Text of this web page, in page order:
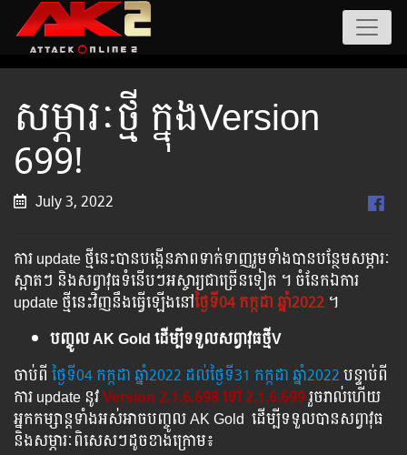
សម្ភារៈថ្មី ក្នុងVersion
699!
July 3, 2022
ការ update ថ្មីនេះបានបង្កើនភាពទាក់ទាញរួមទាំងបានបន្ថែមសម្ភារៈ
ស្អាតៗ និងសព្វាវុធទំនើបៗអស្ចារ្យជាច្រើនទៀត ។ ចំនែកឯការ
update ថ្មីនេះវិញនឹងធ្វើឡើងនៅថ្ងៃទី04 កក្កដា​ ឆ្នាំ2022 ។
បញ្ចូល AK Gold ដើម្បីទទួលសព្វាវុធថ្មីV
ចាប់ពី ​​ ថ្ងៃ​ទី04 កក្កដា​​​ ឆ្នាំ2022 ដល់​ថ្ងៃ​ទី31 កក្កដាឆ្នាំ2022បន្ទាប់​​ពី​​
ការ ​update ​នូវ ​Version 2.1.6.698 ទៅ​ 2.1.6.699រួច​​រាល់​​ហើយ​​
អ្នក​​កម្សាន្ដ​​ទាំង​​អស់​​អាច​​បញ្ចូល​ AK Gold ​​ ​ដើម្បី​​ទទួល​​បាន​សព្វាវុធ​
និង​​សម្ភារៈ​ពិសេស​ៗ​ដូច​ខាង​ក្រោម៖​